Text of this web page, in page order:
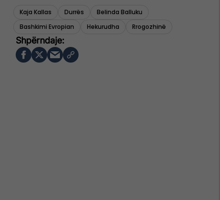
Kaja Kallas Durrës
Belinda Balluku
Bashkimi Evropian
Hekurudha Rrogozhinë